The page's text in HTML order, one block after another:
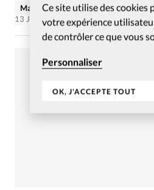
Ce site utilise des cookies
votre expérience
de contrôler ce que vous
Personnaliser
OK, J'ACCEPTE TOUT
Marine Muller
13 Juin 2016